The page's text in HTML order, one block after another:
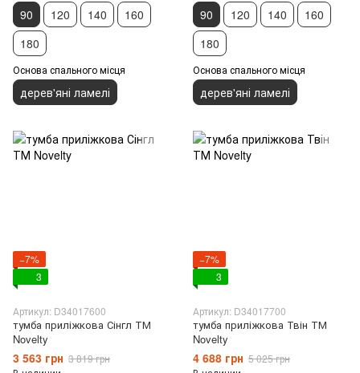
90 120 140
160
180
Основа спального місця
дерев'яні ламелі
90 120 140
160
180
Основа спального місця
дерев'яні ламелі
−7%
3
Артикул: D34017600
тумба приліжкова Сінгл ТМ
Novelty
3 563 грн 3 819 грн
−7%
3
Артикул: D34017700
тумба приліжкова Твін ТМ
Novelty
4 688 грн 5 025 грн